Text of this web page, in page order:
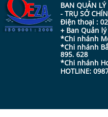
BAN QUẢN
- TRỤ SỞ
Điện thoại :
+ Ban Quản
*Chi nhánh
*Chi nhánh
895. 628
*Chi nhánh
HOTLINE: